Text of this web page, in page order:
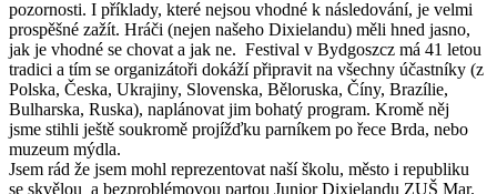
pozornosti. I příklady, které nejsou vhodné k následování, je velmi
prospěšné zažít. Hráči (nejen našeho Dixielandu) měli hned jasno,
jak je vhodné se chovat a jak ne. Festival v Bydgoszcz má 41 letou
tradici a tím se organizátoři dokáží připravit na všechny účastníky (z
Polska, Česka, Ukrajiny, Slovenska, Běloruska, Číny, Brazílie,
Bulharska, Ruska), naplánovat jim bohatý program. Kromě něj
jsme stihli ještě soukromě projížďku parníkem po řece Brda, nebo
muzeum mýdla.
Jsem rád že jsem mohl reprezentovat naší školu, město i republiku
se skvělou a bezproblémovou partou Junior Dixielandu ZUŠ Mar.